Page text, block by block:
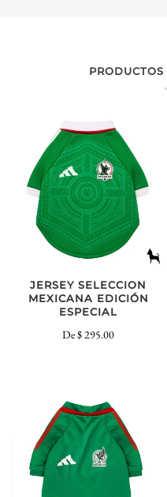
JERSEY SELECCION
MEXICANA EDICIÓN
ESPECIAL
De$ 295.00